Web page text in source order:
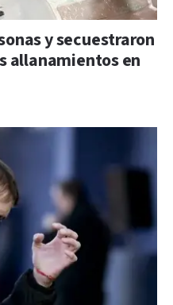
y secuestraron
allanamientos en